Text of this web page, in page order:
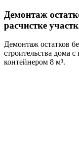
Демонтаж
расчистке
Демонтаж остатков
строительства дома
контейнером 8 м³.